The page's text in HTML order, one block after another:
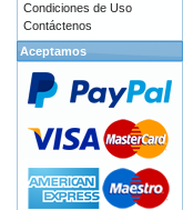
Condiciones de Uso
Contáctenos
Aceptamos